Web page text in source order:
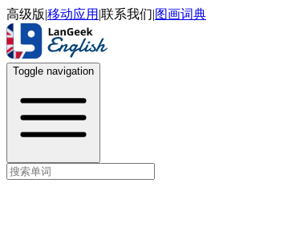
高级版|移动应用 |联系我们|图画词典
Toggle navigation